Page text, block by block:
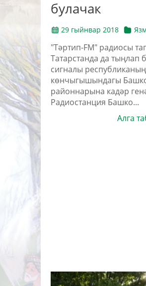
булачак
29 гыйнвар 2018
"Тәртип-FM" радиосы
Татарстанда да
сигналы
көнчыгышындагы
районнарына кадәр
Радиостанция Башко...
Алга